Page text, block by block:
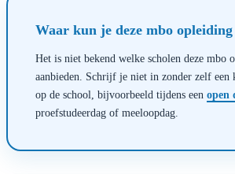
Waar kun je deze mbo opleiding
Het is niet bekend welke scholen deze mbo
aanbieden. Schrijf je niet in zonder zelf een
op de school, bijvoorbeeld tijdens een open
proefstudeerdag of meeloopdag.